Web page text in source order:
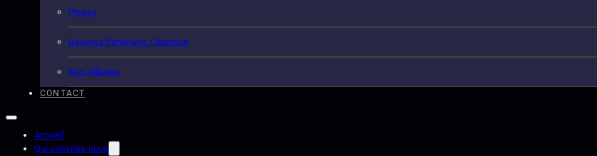
Presse
Devenez Partenaire / Sponsor
Nos Affiches
CONTACT
Accueil
Qui sommes-nous